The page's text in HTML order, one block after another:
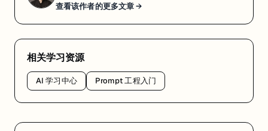
查看该作者的更多文章 →
相关学习资源
AI 学习中心 Prompt 工程入门